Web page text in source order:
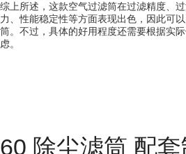
综上所述，这款空气过滤筒在过滤精度、
力、性能稳定性等方面表现出色，因此可
筒。不过，具体的好用程度还需要根据实
虑。
60 除尘滤筒 配